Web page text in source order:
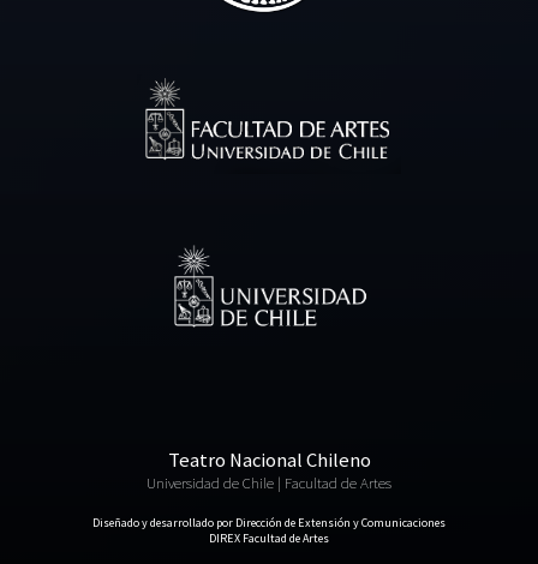
Teatro Nacional Chileno
Universidad de Chile | Facultad de Artes
Diseñado y desarrollado por Dirección de Extensión y Comunicaciones
DIREX Facultad de Artes